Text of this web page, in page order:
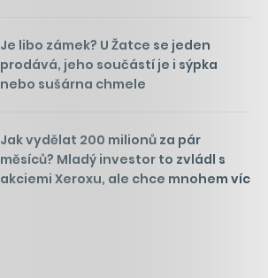
Je libo zámek? U Žatce se jeden
prodává, jeho součástí je i sýpka
nebo sušárna chmele
Jak vydělat 200 milionů za pár
měsíců? Mladý investor to zvládl s
akciemi Xeroxu, ale chce mnohem víc